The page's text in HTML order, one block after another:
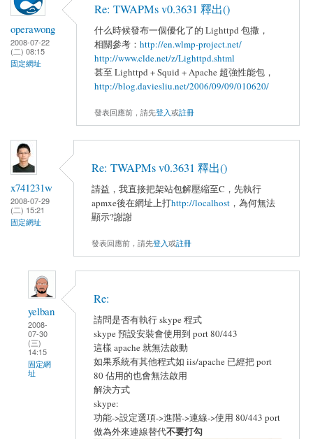
operawong
2008-07-22
(二) 08:15
固定網址
Re: TWAPMs v0.3631 釋出()
什么時候發布一個優化了的 Lighttpd 包撒，
相關參考： http://en.wlmp-project.net/
http://www.clde.net/z/Lighttpd.shtml
甚至 Lighttpd + Squid + Apache 超強性能包，
http://blog.daviesliu.net/2006/09/09/010620/
發表回應前，請先登入或註冊
x741231w
2008-07-29
(二) 15:21
固定網址
Re: TWAPMs v0.3631 釋出()
請益，我直接把架站包解壓縮至C，先執行
apmxe後在網址上打http://localhost ，為何無法
顯示?謝謝
發表回應前，請先登入或註冊
yelban
2008-
07-30
(三)
14:15
固定網
址
Re:
請問是否有執行 skype 程式
skype 預設安裝會使用到 port 80/443
這樣 apache 就無法啟動
如果系統有其他程式如 iis/apache 已經把 port
80 佔用的也會無法啟用
解決方式
skype:
功能->設定選項->進階->連線->使用 80/443 port
做為外來連線替代不要打勾